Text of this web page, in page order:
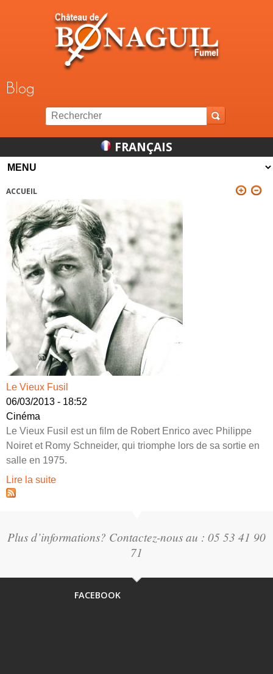
Blog
FRANÇAIS
VOUS ÊTES ICI
ACCUEIL
Le Vieux Fusil
06/03/2013 - 18:52
Cinéma
Le Vieux Fusil est un film de Robert Enrico avec Philippe
Noiret et Romy Schneider, qui triomphe lors de sa sortie en
salle en 1975.
Lire la suite
Plus d’informations? Contactez-nous au : 05 53 41 90
71
FACEBOOK